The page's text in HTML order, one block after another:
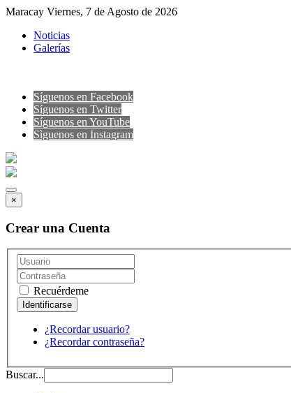
Maracay Viernes, 7 de Agosto de 2026
Noticias
Galerías
Síguenos en Facebook
Síguenos en Twitter
Síguenos en YouTube
Sìguenos en Instagram
×
Crear una Cuenta
Recuérdeme
¿Recordar usuario?
¿Recordar contraseña?
Buscar...